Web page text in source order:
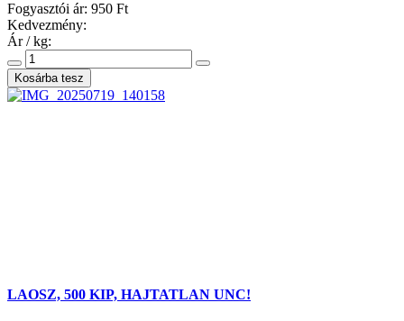
Fogyasztói ár: 950 Ft
Kedvezmény:
Ár / kg:
LAOSZ, 500 KIP, HAJTATLAN UNC!